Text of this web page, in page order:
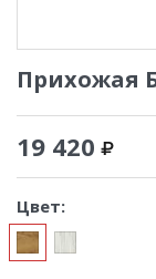
Прихожая
19 420
Цвет: